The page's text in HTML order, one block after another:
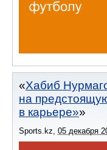
Хабиб
на
в карьере»
Sports.kz 05 декабря